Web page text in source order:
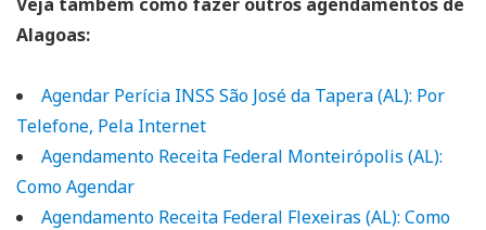
Alagoas:
Agendar Perícia INSS São José da Tapera (AL): Por
Telefone, Pela Internet
Agendamento Receita Federal Monteirópolis (AL):
Como Agendar
Agendamento Receita Federal Flexeiras (AL): Como